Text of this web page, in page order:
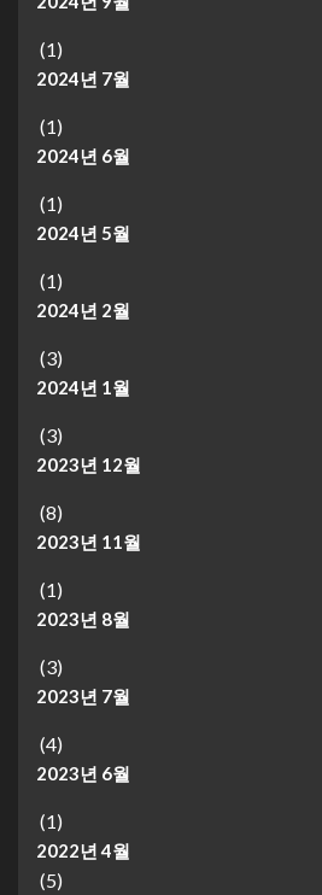
(1)
2024년 7월
(1)
2024년 6월
(1)
2024년 5월
(1)
2024년 2월
(3)
2024년 1월
(3)
2023년 12월
(8)
2023년 11월
(1)
2023년 8월
(3)
2023년 7월
(4)
2023년 6월
(1)
2022년 4월
(5)